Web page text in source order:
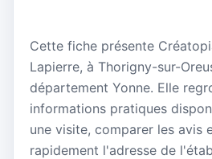
Cette fiche présente
Lapierre, à Thorigny-sur-
département Yonne. Elle
informations pratiques
une visite, comparer les avis
rapidement l'adresse de